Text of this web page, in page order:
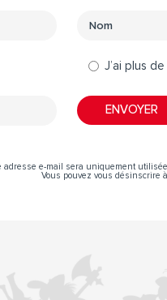
J’ai plus de
adresse e-mail sera uniquement
Vous pouvez vous désinscrire